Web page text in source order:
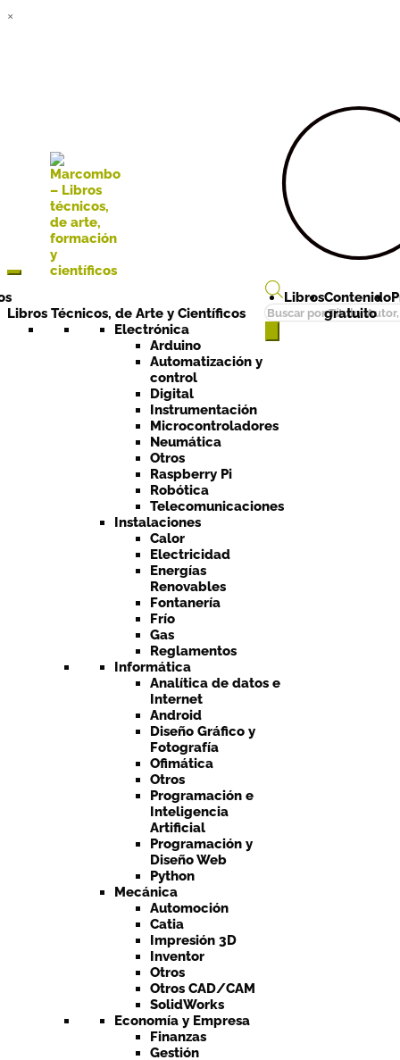
×
Búsqueda
de
Libros Técnicos, de Arte y Científicos
Electrónica
Arduino
Automatización y
control
Digital
Instrumentación
Microcontroladores
Neumática
Otros
Raspberry Pi
Robótica
Telecomunicaciones
Instalaciones
Calor
Electricidad
Energías
Renovables
Fontanería
Frío
Gas
Reglamentos
Informática
Analítica de datos e
Internet
Android
Diseño Gráfico y
Fotografía
Ofimática
Otros
Programación e
Inteligencia
Artificial
Programación y
Diseño Web
Python
Mecánica
Automoción
Catia
Impresión 3D
Inventor
Otros
Otros CAD/CAM
SolidWorks
Economía y Empresa
Finanzas
Gestión
LibrosContenido
gratuito